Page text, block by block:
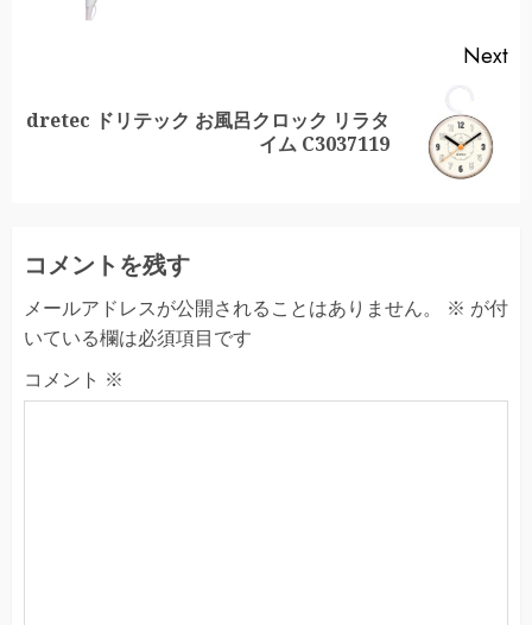
Next
Next
dretec ドリテック お風呂クロック リラタ
イム C3037119
コメントを残す
メールアドレスが公開されることはありません。 ※ が付
いている欄は必須項目です
コメント ※